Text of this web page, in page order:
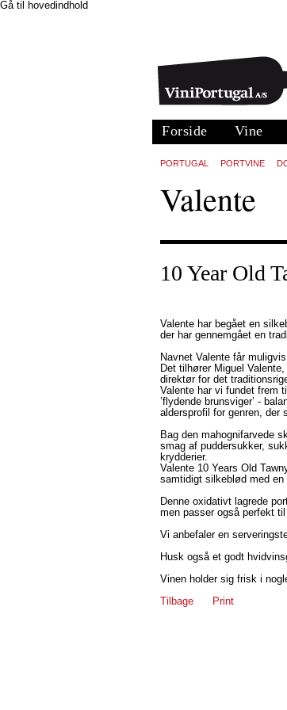
Gå til hovedindhold
Forside Vine
PORTUGAL PORTVINE
Valente
10 Year Old
Valente har begået en
der har gennemgået en
Navnet Valente får
Det tilhører Miguel
direktør for det
Valente har vi fundet frem
’flydende brunsviger’ -
aldersprofil for genren,
Bag den mahognifarvede
smag af puddersukker,
krydderier.
Valente 10 Years Old
samtidigt silkeblød med
Denne oxidativt lagrede
men passer også perfekt
Vi anbefaler en
Husk også et godt
Vinen holder sig frisk i
Tilbage
Print